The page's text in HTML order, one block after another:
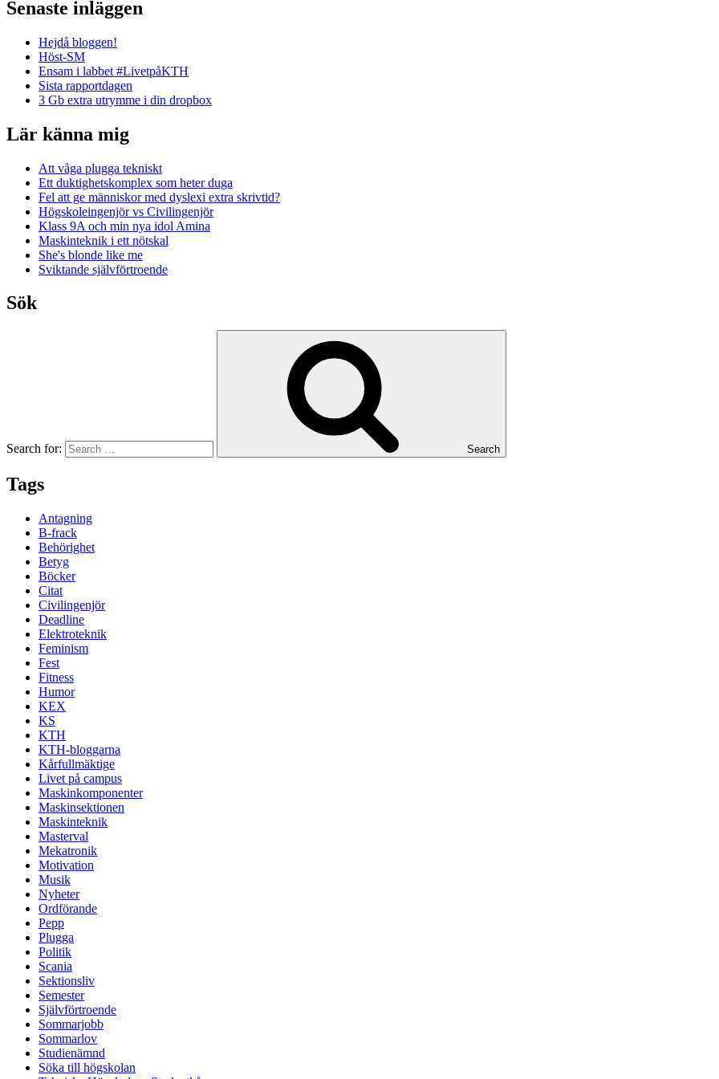
Senaste inläggen
Hejdå bloggen!
Höst-SM
Ensam i labbet #LivetpåKTH
Sista rapportdagen
3 Gb extra utrymme i din dropbox
Lär känna mig
Att våga plugga tekniskt
Ett duktighetskomplex som heter duga
Fel att ge människor med dyslexi extra skrivtid?
Högskoleingenjör vs Civilingenjör
Klass 9A och min nya idol Amina
Maskinteknik i ett nötskal
She's blonde like me
Sviktande självförtroende
Sök
Search for: Search
Tags
Antagning
B-frack
Behörighet
Betyg
Böcker
Citat
Civilingenjör
Deadline
Elektroteknik
Feminism
Fest
Fitness
Humor
KEX
KS
KTH
KTH-bloggarna
Kårfullmäktige
Livet på campus
Maskinkomponenter
Maskinsektionen
Maskinteknik
Masterval
Mekatronik
Motivation
Musik
Nyheter
Ordförande
Pepp
Plugga
Politik
Scania
Sektionsliv
Semester
Självförtroende
Sommarjobb
Sommarlov
Studienämnd
Söka till högskolan